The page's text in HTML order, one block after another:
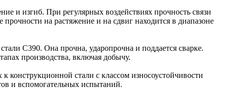
и изгиб. При регулярных воздействиях прочность связи
на растяжение и на сдвиг находится в диапазоне
C390. Она прочна, ударопрочна и поддается сварке.
производства, включая добычу.
стали с классом износоустойчивости
и вспомогательных испытаний.